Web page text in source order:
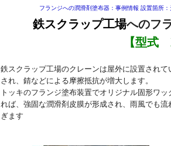
フランジへの潤滑剤塗布器：事例情報 設置箇所：
鉄スクラップ工場へのフ
【型式
鉄スクラップ工場のクレーンは屋外に設置され
され、錆などによる摩擦抵抗が増大します。
トッキのフランジ塗布装置でオリジナル固形ワ
れば、強固な潤滑剤皮膜が形成され、雨風でも
ぎます